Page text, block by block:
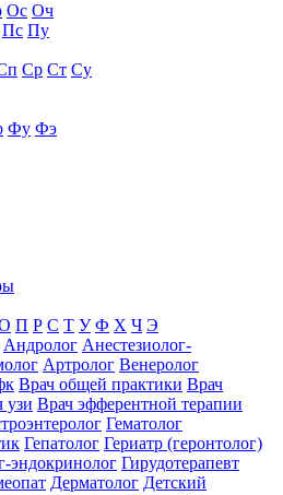
Ос Оч
Пс Пу
Ср Ст Су
Фу Фэ
П Р С Т У Ф Х Ч Э
Андролог Анестезиолог-
Артролог Венеролог
Врач общей практики Врач
узи Врач эфферентной терапии
Гематолог
Гепатолог Гериатр (геронтолог)
эндокринолог Гирудотерапевт
Дерматолог Детский